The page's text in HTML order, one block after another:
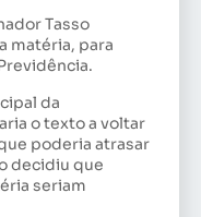
Tasso
matéria, para
da
o texto a voltar
poderia atrasar
decidiu que
seriam